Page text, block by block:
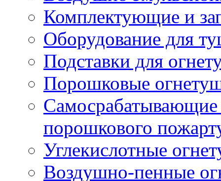
Комплектующие и
Оборудование для
Подставки для
Порошковые
порошкового
Углекислотные
Воздушно-пенные